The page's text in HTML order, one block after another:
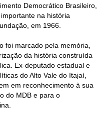
Democrático Brasileiro,
na história
em 1966.
foi marcado pela memória,
da história construída
Ex-deputado estadual e
do Alto Vale do Itajaí,
em reconhecimento à sua
do MDB e para o